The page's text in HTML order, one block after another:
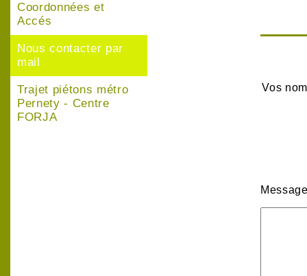
Coordonnées et
Accés
Nous contacter par
mail
Trajet piétons métro
Pernety - Centre
FORJA
Vos